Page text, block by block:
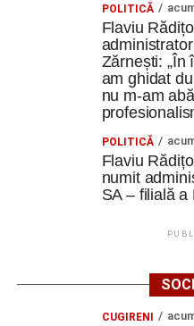
Messenger
POLITICĂ
Flaviu
Zărnești: „În
am ghidat
nu m-am
POLITICĂ
Flaviu
numit
SA – filială a
CUGIRENI